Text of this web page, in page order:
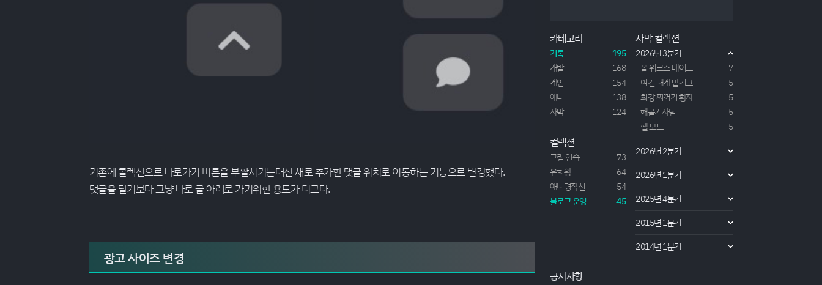
기존에 콜렉션으로 바로가기 버튼을 부활시키는대신 새로 추가한 댓글 위치로 이동하는 기능으로 변경했다.
댓글을 달기보다 그냥 바로 글 아래로 가기위한 용도가 더크다.
광고 사이즈 변경
치료받지 못하고 죽은 여동생 때문에 의약품 개발에
인생을 갈아넣을 정도로 열심히 연구하는 박사였다.
하지만 매일 에너지바나 피로회복제만 먹고 지내는
그...
카테고리
기록
195
개발
168
게임
154
애니
138
자막
124
컬렉션
그림 연습
73
유희왕
64
애니명작선
54
블로그 운영
45
자막 컬렉션
2026년 3분기
올 워크스 메이드
7
여긴 내게 맡기고
5
최강 찌꺼기 황자
5
해골기사님
5
헬 모드
5
2026년 2분기
2026년 1분기
2025년 4분기
2015년 1분기
2014년 1분기
공지사항